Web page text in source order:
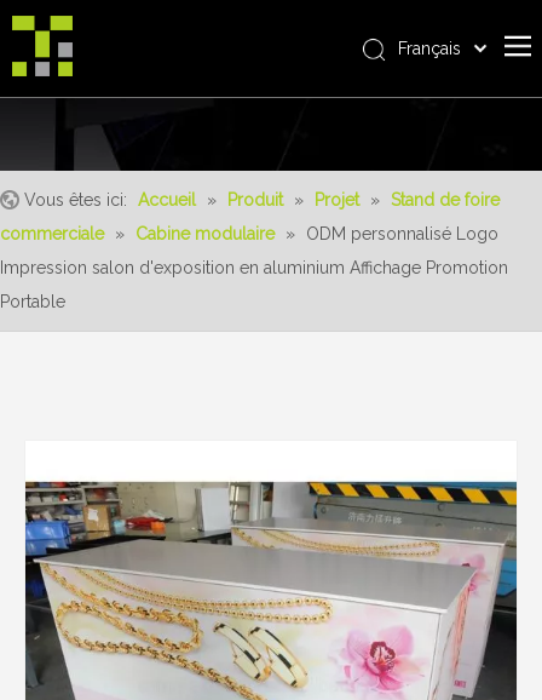
À propos de nous
Produit
Un service
Français
Vous êtes ici: Accueil » Produit » Projet » Stand de foire
commerciale
» Cabine modulaire »
ODM personnalisé Logo
Impression salon d'exposition en aluminium Affichage Promotion
Portable